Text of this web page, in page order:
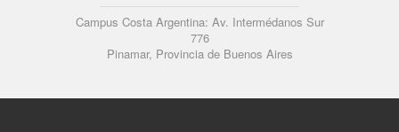
Campus Costa Argentina: Av. Intermédanos Sur
776
Pinamar, Provincia de Buenos Aires